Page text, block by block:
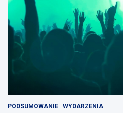
PODSUMOWANIE WYDARZENIA